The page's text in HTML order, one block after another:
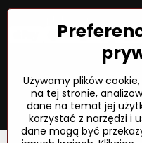
©2026
Preferencje
Oświadczenie o
Używamy plików
na tej stronie,
dane na temat jej
korzystać z narzędzi i
dane mogą być